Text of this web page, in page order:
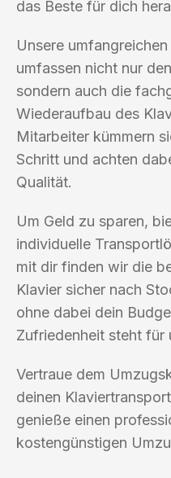
das Beste für dich
Unsere
umfassen nicht nur
sondern auch die
Wiederaufbau des
Mitarbeiter kümmern
Schritt und achten
Qualität.
Um Geld zu sparen,
individuelle
mit dir finden wir die
Klavier sicher nach
ohne dabei dein
Zufriedenheit steht für
Vertraue dem
deinen
genieße einen
kostengünstigen